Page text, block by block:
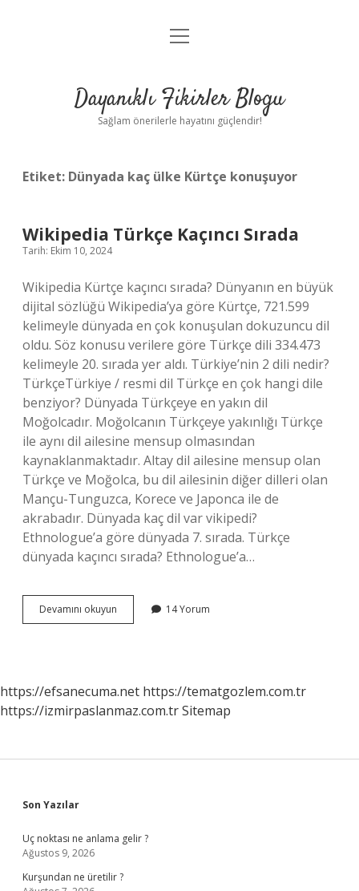
Anasayfa
Yasal Uyarı
menüyü
Dayanıklı Fikirler Blogu
Sağlam önerilerle hayatını güçlendir!
Etiket: Dünyada kaç ülke Kürtçe konuşuyor
Wikipedia Türkçe Kaçıncı Sırada
Tarih: Ekim 10, 2024
Wikipedia Kürtçe kaçıncı sırada? Dünyanın en büyük
dijital sözlüğü Wikipedia’ya göre Kürtçe, 721.599
kelimeyle dünyada en çok konuşulan dokuzuncu dil
oldu. Söz konusu verilere göre Türkçe dili 334.473
kelimeyle 20. sırada yer aldı. Türkiye’nin 2 dili nedir?
TürkçeTürkiye / resmi dil Türkçe en çok hangi dile
benziyor? Dünyada Türkçeye en yakın dil
Moğolcadır. Moğolcanın Türkçeye yakınlığı Türkçe
ile aynı dil ailesine mensup olmasından
kaynaklanmaktadır. Altay dil ailesine mensup olan
Türkçe ve Moğolca, bu dil ailesinin diğer dilleri olan
Mançu-Tunguzca, Korece ve Japonca ile de
akrabadır. Dünyada kaç dil var vikipedi?
Ethnologue’a göre dünyada 7. sırada. Türkçe
dünyada kaçıncı sırada? Ethnologue’a…
Devamını okuyun Wikipedia
Türkçe
14 Yorum
https://efsanecuma.net https://tematgozlem.com.tr
https://izmirpaslanmaz.com.trSitemap
Sidebar
Son Yazılar
Uç noktası ne anlama gelir ?
Ağustos 9, 2026
Kurşundan ne üretilir ?